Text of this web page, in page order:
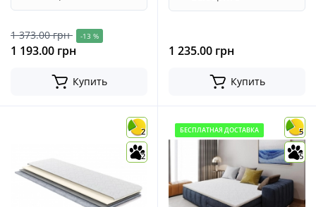
1 373.00 грн -13 %
1 193.00 грн
Купить
1 235.00 грн
Купить
2
2
БЕСПЛАТНАЯ ДОСТАВКА 5
5